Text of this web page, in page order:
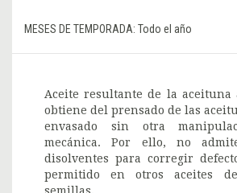
MESES DE TEMPORADA: Todo el año
Aceite resultante de la aceituna
obtiene del prensado de las
envasado sin otra
mecánica. Por ello, no
disolventes para corregir
permitido en otros aceites